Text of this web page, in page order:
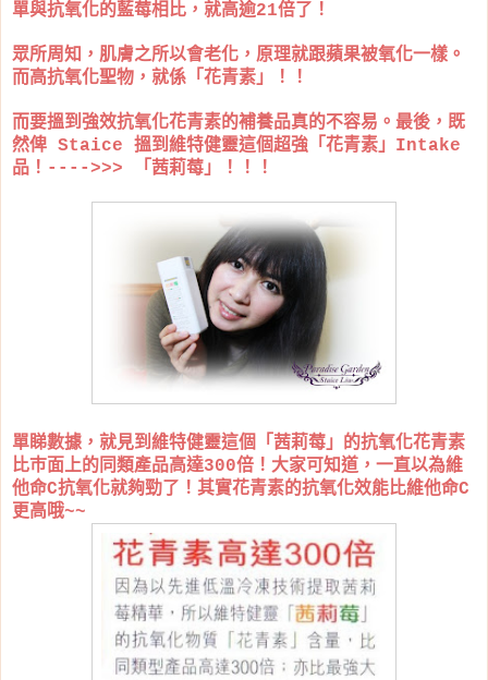
單與抗氧化的藍莓相比，就高逾21倍了！
眾所周知，肌膚之所以會老化，原理就跟蘋果被氧化一樣。
而高抗氧化聖物，就係「花青素」！！
而要搵到強效抗氧化花青素的補養品真的不容易。最後，既
然俾 Staice 搵到維特健靈這個超強「花青素」Intake
品！---->>> 「茜莉莓」！！！
單睇數據，就見到維特健靈這個「茜莉莓」的抗氧化花青素
比巿面上的同類產品高達300倍！大家可知道，一直以為維
他命C抗氧化就夠勁了！其實花青素的抗氧化效能比維他命C
更高哦~~